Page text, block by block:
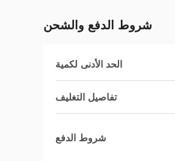
شروط الدفع والشحن
الحد الأدنى لكمية
تفاصيل التغليف
شروط الدفع